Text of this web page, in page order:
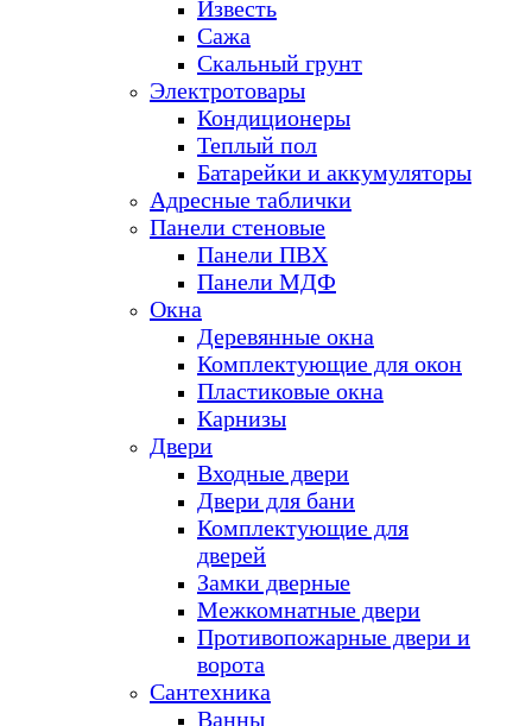
Известь
Сажа
Скальный грунт
Электротовары
Кондиционеры
Теплый пол
Батарейки и аккумуляторы
Адресные таблички
Панели стеновые
Панели ПВХ
Панели МДФ
Окна
Деревянные окна
Комплектующие для окон
Пластиковые окна
Карнизы
Двери
Входные двери
Двери для бани
Комплектующие для
дверей
Замки дверные
Межкомнатные двери
Противопожарные двери и
ворота
Сантехника
Ванны